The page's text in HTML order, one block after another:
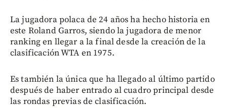
La jugadora polaca de 24 años ha hecho historia en
este Roland Garros, siendo la jugadora de menor
ranking en llegar a la final desde la creación de la
clasificación WTA en 1975.
Es también la única que ha llegado al último partido
después de haber entrado al cuadro principal desde
las rondas previas de clasificación.